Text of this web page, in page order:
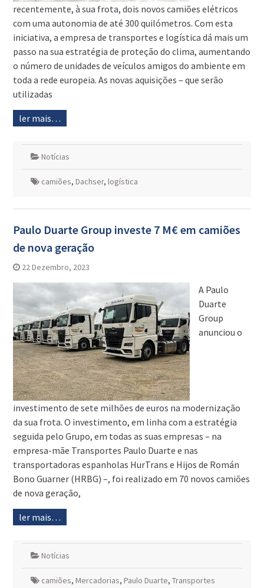
recentemente, à sua frota, dois novos camiões elétricos
com uma autonomia de até 300 quilómetros. Com esta
iniciativa, a empresa de transportes e logística dá mais um
passo na sua estratégia de proteção do clima, aumentando
o número de unidades de veículos amigos do ambiente em
toda a rede europeia. As novas aquisições – que serão
utilizadas
ler mais…
Notícias
camiões, Dachser, logística
Paulo Duarte Group investe 7 M€ em camiões
de nova geração
22 Dezembro, 2023
A Paulo
Duarte
Group
anunciou o
investimento de sete milhões de euros na modernização
da sua frota. O investimento, em linha com a estratégia
seguida pelo Grupo, em todas as suas empresas – na
empresa-mãe Transportes Paulo Duarte e nas
transportadoras espanholas HurTrans e Hijos de Román
Bono Guarner (HRBG) –, foi realizado em 70 novos camiões
de nova geração,
ler mais…
Notícias
camiões, Mercadorias, Paulo Duarte, Transportes